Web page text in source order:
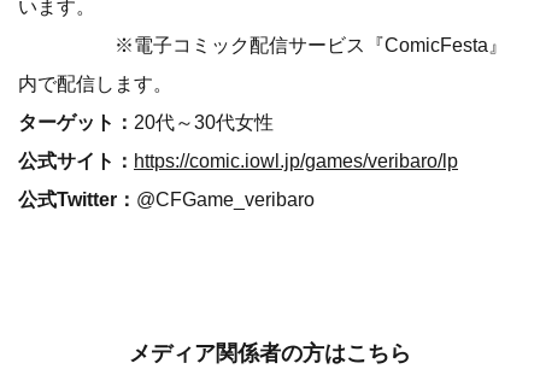
います。
※電子コミック配信サービス『ComicFesta』
内で配信します。
ターゲット： 20代～30代女性
公式サイト： https://comic.iowl.jp/games/veribaro/lp
公式Twitter： @CFGame_veribaro
メディア関係者の方はこちら